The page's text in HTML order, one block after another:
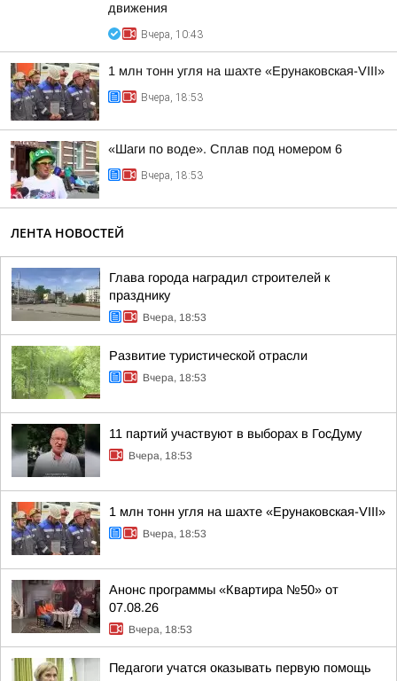
движения
Вчера, 10:43
1 млн тонн угля на шахте «Ерунаковская-VIII»
Вчера, 18:53
«Шаги по воде». Сплав под номером 6
Вчера, 18:53
ЛЕНТА НОВОСТЕЙ
Глава города наградил строителей к
празднику
Вчера, 18:53
Развитие туристической отрасли
Вчера, 18:53
11 партий участвуют в выборах в ГосДуму
Вчера, 18:53
1 млн тонн угля на шахте «Ерунаковская-VIII»
Вчера, 18:53
Анонс программы «Квартира №50» от
07.08.26
Вчера, 18:53
Педагоги учатся оказывать первую помощь